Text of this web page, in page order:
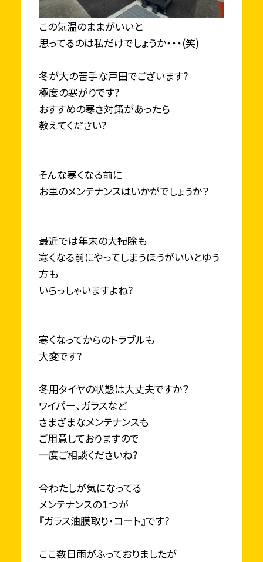
この気温のままがいいと
思ってるのは私だけでしょうか・・・(笑)
冬が大の苦手な戸田でございます?
極度の寒がりです?
おすすめの寒さ対策があったら
教えてください?
そんな寒くなる前に
お車のメンテナンスはいかがでしょうか？
最近では年末の大掃除も
寒くなる前にやってしまうほうがいいとゆう
方も
いらっしゃいますよね?
寒くなってからのトラブルも
大変です?
冬用タイヤの状態は大丈夫ですか？
ワイパー、ガラスなど
さまざまなメンテナンスも
ご用意しておりますので
一度ご相談くださいね?
今わたしが気になってる
メンテナンスの１つが
『ガラス油膜取り・コート』です?
ここ数日雨がふっておりましたが